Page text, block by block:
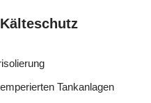
Tankanlagen